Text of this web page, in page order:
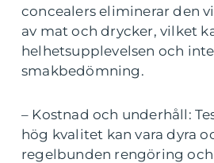
concealers eliminerar den
av mat och drycker, vilket
helhetsupplevelsen och
smakbedömning.
– Kostnad och underhåll:
hög kvalitet kan vara dyra
regelbunden rengöring